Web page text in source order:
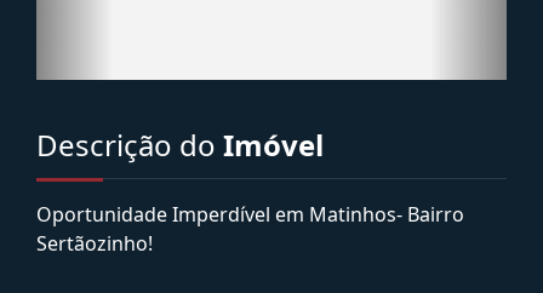
Descrição do Imóvel
Oportunidade Imperdível em Matinhos- Bairro
Sertãozinho!